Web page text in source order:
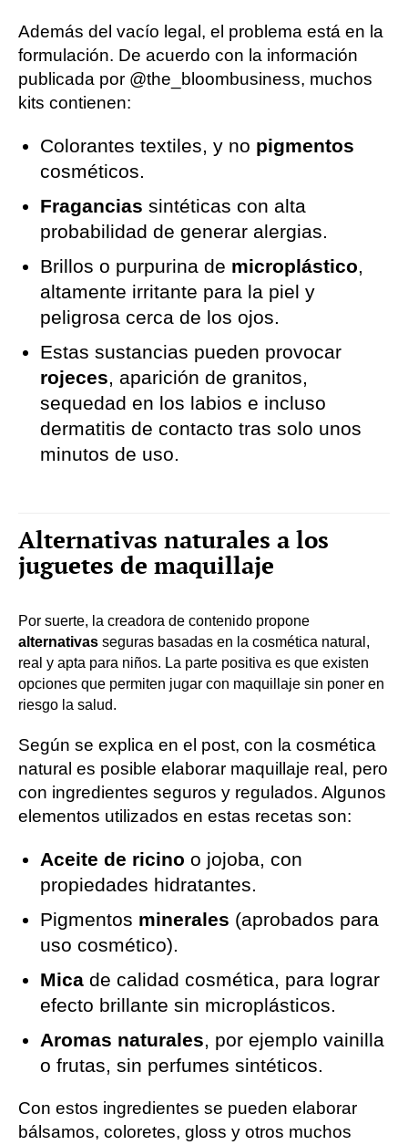
Además del vacío legal, el problema está en la
formulación. De acuerdo con la información
publicada por @the_bloombusiness, muchos
kits contienen:
Colorantes textiles, y no pigmentos
cosméticos.
Fraganciassintéticas con alta
probabilidad de generar alergias.
Brillos o purpurina de microplástico,
altamente irritante para la piel y
peligrosa cerca de los ojos.
Estas sustancias pueden provocar
rojeces, aparición de granitos,
sequedad en los labios e incluso
dermatitis de contacto tras solo unos
minutos de uso.
Alternativas naturales a los
juguetes de maquillaje
Por suerte, la creadora de contenido propone
alternativas seguras basadas en la cosmética natural,
real y apta para niños. La parte positiva es que existen
opciones que permiten jugar con maquillaje sin poner en
riesgo la salud.
Según se explica en el post, con la cosmética
natural es posible elaborar maquillaje real, pero
con ingredientes seguros y regulados. Algunos
elementos utilizados en estas recetas son:
Aceite de ricino o jojoba, con
propiedades hidratantes.
Pigmentos minerales (aprobados para
uso cosmético).
Micade calidad cosmética, para lograr
efecto brillante sin microplásticos.
Aromas naturales, por ejemplo vainilla
o frutas, sin perfumes sintéticos.
Con estos ingredientes se pueden elaborar
bálsamos, coloretes, gloss y otros muchos